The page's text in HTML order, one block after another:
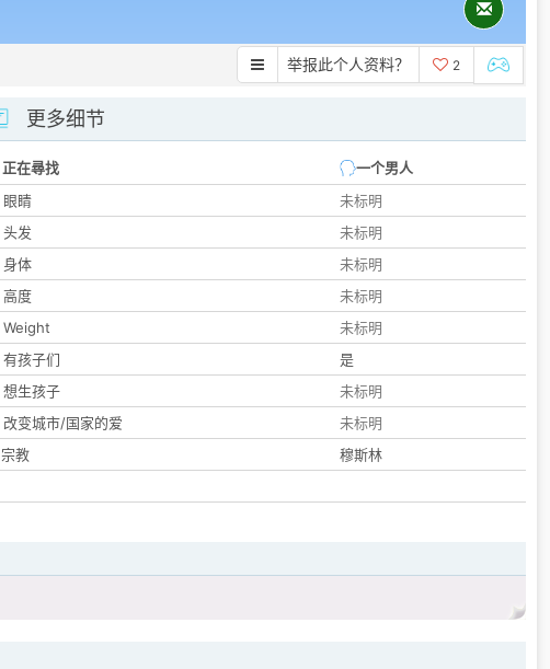
举报此个人资料？ 2
更多细节
正在尋找
一个男人
眼睛
未标明
头发
未标明
身体
未标明
高度
未标明
Weight
未标明
有孩子们
是
想生孩子
未标明
改变城市/国家的爱
未标明
宗教
穆斯林